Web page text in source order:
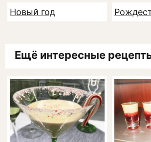
Новый год
Ещё интересные